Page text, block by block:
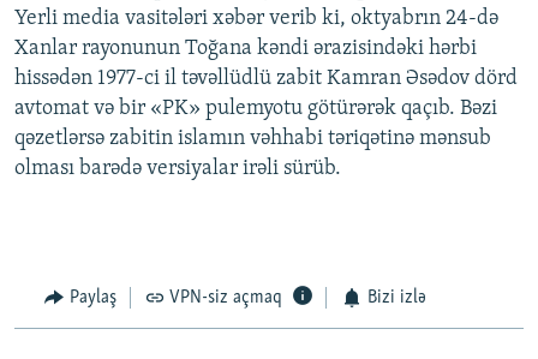
Yerli media vasitələri xəbər verib ki, oktyabrın 24-də
Xanlar rayonunun Toğana kəndi ərazisindəki hərbi
hissədən 1977-ci il təvəllüdlü zabit Kamran Əsədov dörd
avtomat və bir «PK» pulemyotu götürərək qaçıb. Bəzi
qəzetlərsə zabitin islamın vəhhabi təriqətinə mənsub
olması barədə versiyalar irəli sürüb.
Paylaş VPN-siz açmaq Bizi izlə